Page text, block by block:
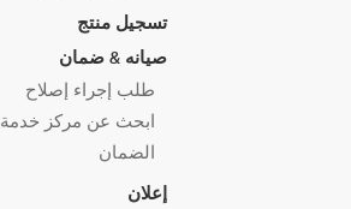
تسجيل منتج
صيانه & ضمان
طلب إجراء إصلاح
ابحث عن مركز خدمة
الضمان
إعلان